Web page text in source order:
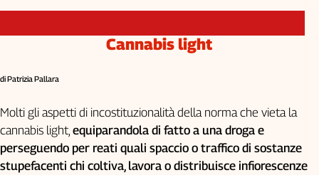
Cannabis light
di Patrizia Pallara
Molti gli aspetti di incostituzionalità della norma che vieta la
cannabis light, equiparandola di fatto a una droga e
perseguendo per reati quali spaccio o traffico di sostanze
stupefacenti chi coltiva, lavora o distribuisce infiorescenze